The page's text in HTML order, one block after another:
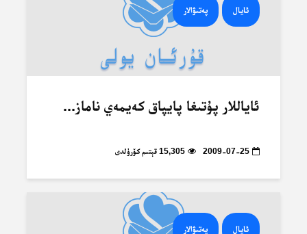
ئايال پەتىۋالار
ئاياللار پۇتىغا پايپاق كەيمەي ناماز...
2009-07-25 15,305 قېتىم كۆرۈلدى
ئايال پەتىۋالار